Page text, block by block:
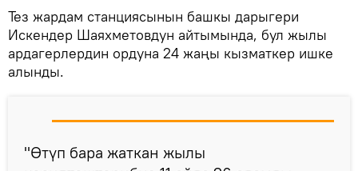
Тез жардам станциясынын башкы дарыгери
Искендер Шаяхметовдун айтымында, бул жылы
ардагерлердин ордуна 24 жаңы кызматкер ишке
алынды.
"Өтүп бара жаткан жылы